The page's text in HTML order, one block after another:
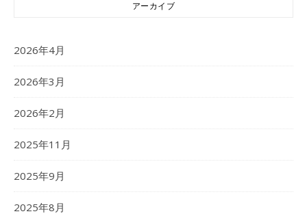
アーカイブ
2026年4月
2026年3月
2026年2月
2025年11月
2025年9月
2025年8月